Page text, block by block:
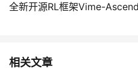
全新开源RL框架Vime-
相关文章